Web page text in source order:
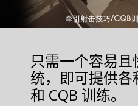
只需一个容易
统，即可提供
和 CQB 训练。